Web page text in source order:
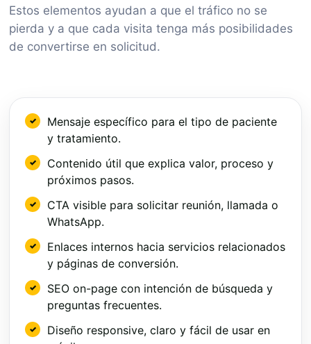
Estos elementos ayudan a que el tráfico no se
pierda y a que cada visita tenga más posibilidades
de convertirse en solicitud.
Mensaje específico para el tipo de paciente
y tratamiento.
Contenido útil que explica valor, proceso y
próximos pasos.
CTA visible para solicitar reunión, llamada o
WhatsApp.
Enlaces internos hacia servicios relacionados
y páginas de conversión.
SEO on-page con intención de búsqueda y
preguntas frecuentes.
Diseño responsive, claro y fácil de usar en